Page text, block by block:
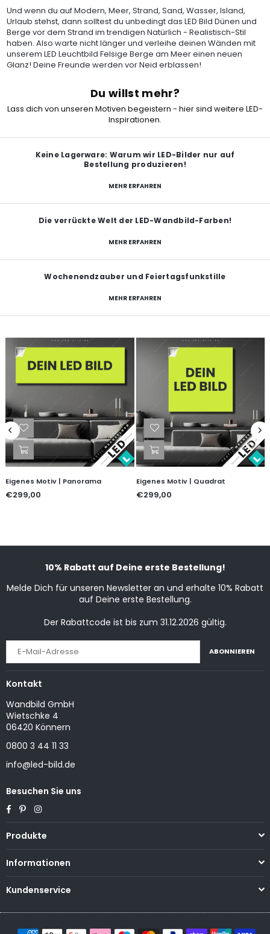
Und wenn du auf Modern, Meer, Strand, Sand, Wasser, Island,
Urlaub stehst, dann solltest du unbedingt das LED Bild Dünen und
Berge vor dem Strand im trendigen Natürlich - Realistisch-Stil
haben. Also warte nicht länger und verleihe deinen Wänden mit
unserem LED Leuchtbild Felsige Berge am Meer einen neuen
Glanz! Deine Freunde werden vor Neid erblassen!
Du willst mehr?
Lass dich von unseren Motiven begeistern - hier sind weitere LED-
Inspirationen.
Keine Lagerware: Warum wir LED-Bilder nur auf
Bestellung produzieren!
MEHR ERFAHREN
Die verrückte Welt der LED-Wandbild-Farben!
MEHR ERFAHREN
Wochenendzauber und Feiertagsfunkstille
MEHR ERFAHREN
Eigenes Motiv | Panorama
€299,00
Eigenes Motiv | Quadrat
€299,00
10% Rabatt auf Deine erste Bestellung!
Melde Dich für unseren Newsletter an und erhalte 10% Rabatt
auf Deine erste Bestellung.
Der Rabattcode ist bis zum 31.12.2026 gültig.
ABONNIEREN
Kontakt
Wandbild GmbH
Wietschke 4
06420 Könnern
0800 3 44 11 33
info@led-bild.de
Besuchen Sie uns
Facebook
PinterestInstagram
Produkte
Informationen
Kundenservice